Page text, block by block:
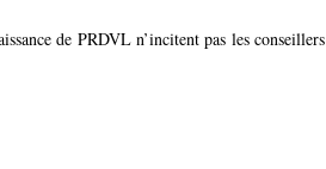
de PRDVL n’incitent pas les conseillers